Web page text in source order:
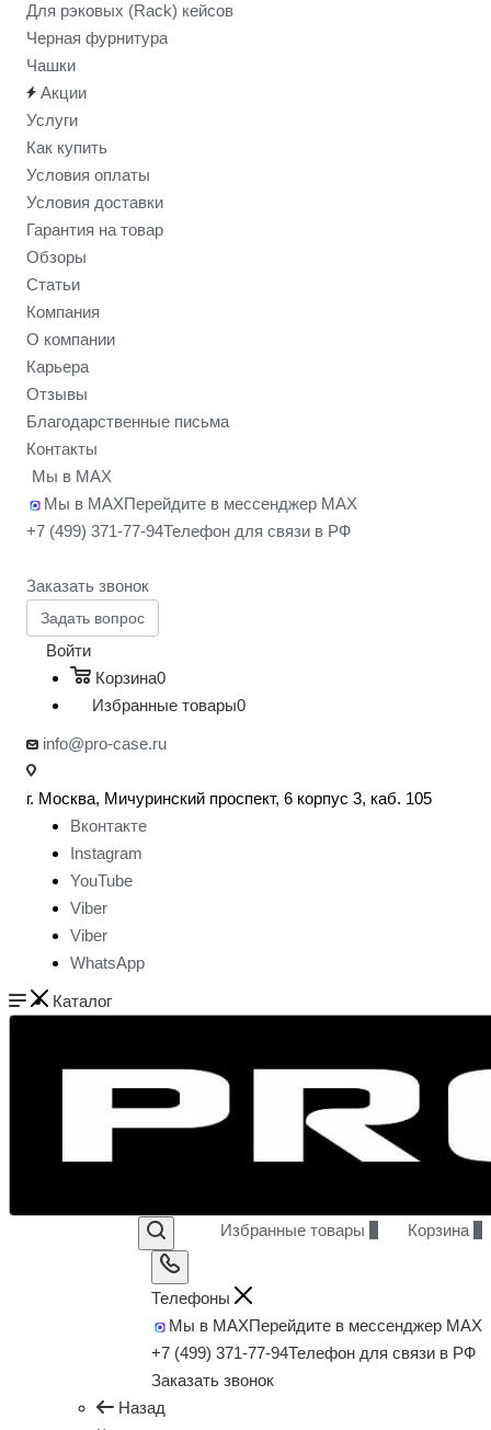
Для рэковых (Rack) кейсов
Черная фурнитура
Чашки
Акции
Услуги
Как купить
Условия оплаты
Условия доставки
Гарантия на товар
Обзоры
Статьи
Компания
О компании
Карьера
Отзывы
Благодарственные письма
Контакты
Мы в MAX
Мы в MAXПерейдите в мессенджер MAX
+7 (499) 371-77-94Телефон для связи в РФ
Заказать звонок
Задать вопрос
Войти
Корзина0
Избранные товары0
info@pro-case.ru
г. Москва, Мичуринский проспект, 6 корпус 3, каб. 105
Вконтакте
Instagram
YouTube
Viber
Viber
WhatsApp
Избранные товары Корзина
Телефоны
Мы в MAXПерейдите в мессенджер MAX
+7 (499) 371-77-94Телефон для связи в РФ
Заказать звонок
Каталог
Назад